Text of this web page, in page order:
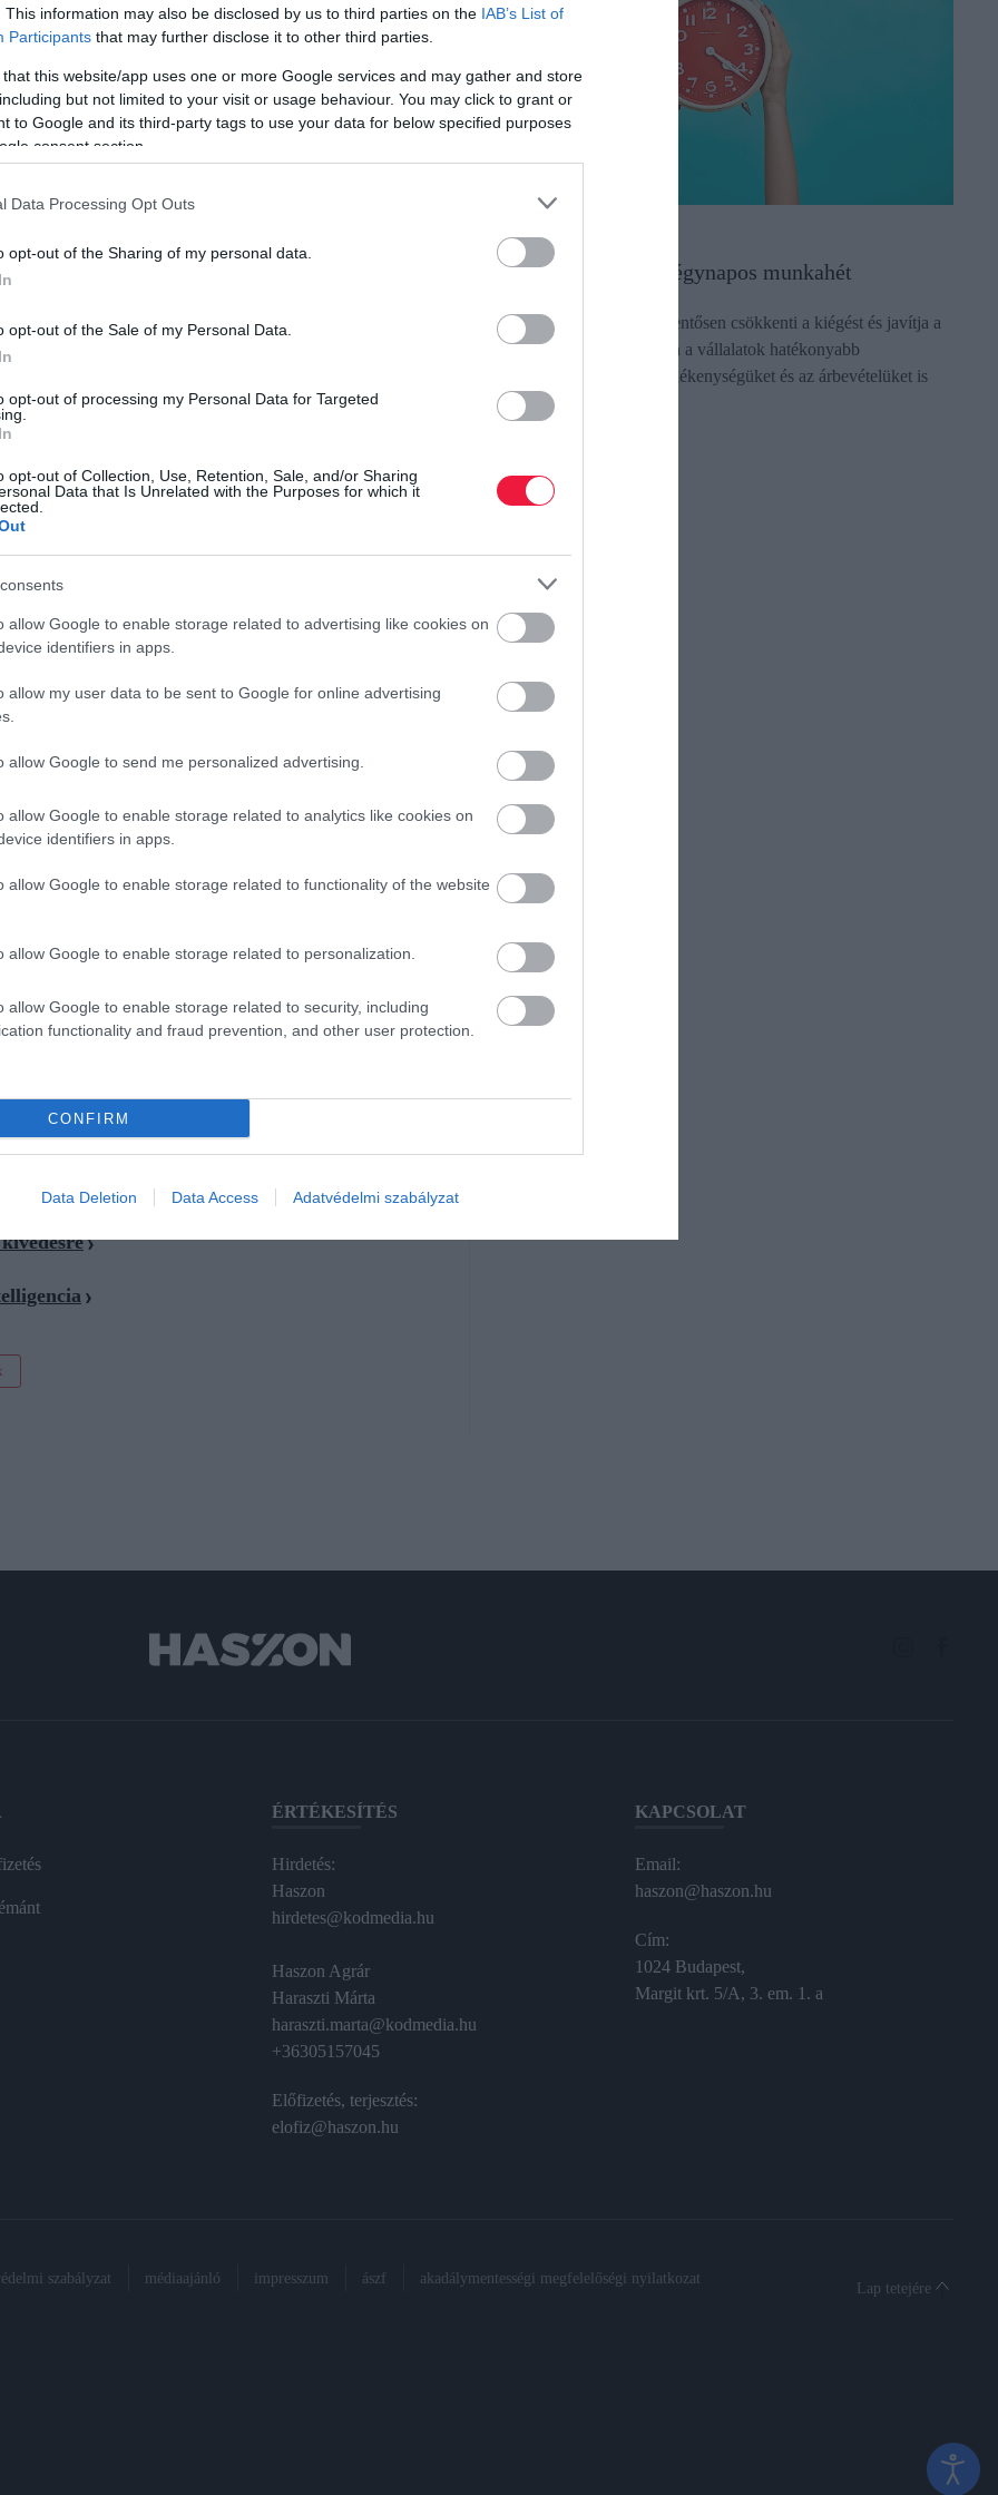
This information may also be disclosed by us to third parties on the IAB’s List of
Participants that may further disclose it to other third parties.
that this website/app uses one or more Google services and may gather and store
but not limited to your visit or usage behaviour. You may click to grant or
to Google and its third-party tags to use your data for below specified purposes
consent section.
Data Processing Opt Outs
opt-out of the Sharing of my personal data.
opt-out of the Sale of my Personal Data.
opt-out of processing my Personal Data for Targeted
opt-out of Collection, Use, Retention, Sale, and/or Sharing
Data that Is Unrelated with the Purposes for which it
allow Google to enable storage related to advertising like cookies on
identifiers in apps.
allow my user data to be sent to Google for online advertising
allow Google to send me personalized advertising.
allow Google to enable storage related to analytics like cookies on
identifiers in apps.
allow Google to enable storage related to functionality of the website
allow Google to enable storage related to personalization.
allow Google to enable storage related to security, including
functionality and fraud prevention, and other user protection.
CONFIRM
Data Deletion Data Access Adatvédelmi szabályzat
forrásként a Google Keresőben!
több mint hétezer visszaélési kísérletetészleltek.
a lakossági ügyfelektől, de a bank védelmi rendszerei
akadályozták meg.
A legtöbb esetben a bűnözőkbankkártyaadatokat
ilyen próbálkozás történt, összesen félmilliárd forintos
jóval nagyobb a veszteség. Egy sikeres kártyás csalás
az átlagos kár már meghaladta az 1,6 millió forintot.
intelligencia vásárolt egy magyar
a netbankhoz
szakembernek vagy akár jegybanki munkatársnak
oldalakon mutatnak nem létező hozamokat. Ezután
mit mondjon a valódi banki ügyintézőnek, ha a
az első
állítható limitek, azonnali értesítések és biztonsági
nem elég. A Magyar Nemzeti Bank korábbi adatai
5,6 milliárd forintot szereztek meg a kiberbűnözők,
tudják előzni a problémát.Figyelni kell , kinek adjuk
távoli hozzáférést biztosító programot
MUNKAIDŐ
Ezért lehet nyerő a négynapos munkahét
A négynapos munkahét jelentősen csökkenti a kiégést és javítja a
dolgozók jóllétét, miközben a vállalatok hatékonyabb
munkaszervezéssel a termelékenységüket és az árbevételüket is
növelni tudták egy…
ÉRTÉKESÍTÉS
Hirdetés:
Haszon
hirdetes@kodmedia.hu
Haszon Agrár
Haraszti Márta
haraszti.marta@kodmedia.hu
+36305157045
Előfizetés, terjesztés:
elofiz@haszon.hu
KAPCSOLAT
Email:
haszon@haszon.hu
Cím:
1024 Budapest,
Margit krt. 5/A, 3. em. 1. a
szabályzat médiaajánló impresszum ászf akadálymentességi megfelelőségi nyilatkozat
Lap tetejére